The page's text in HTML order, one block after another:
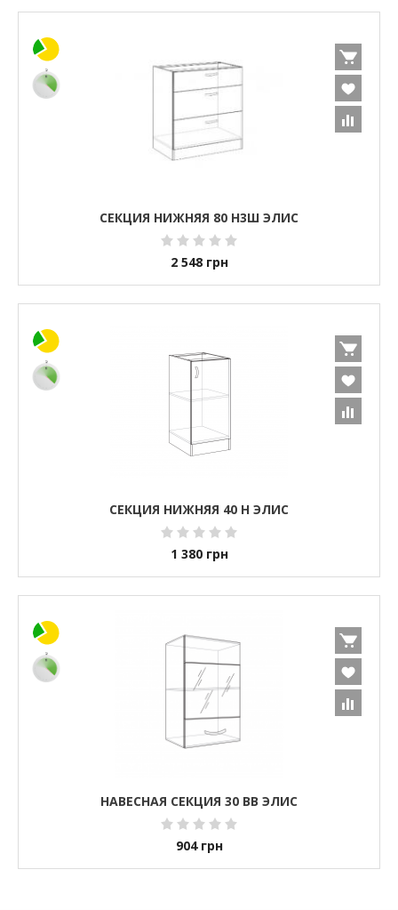
СЕКЦИЯ НИЖНЯЯ 80 Н3Ш ЭЛИС
2 548 грн
СЕКЦИЯ НИЖНЯЯ 40 Н ЭЛИС
1 380 грн
НАВЕСНАЯ СЕКЦИЯ 30 ВВ ЭЛИС
904 грн